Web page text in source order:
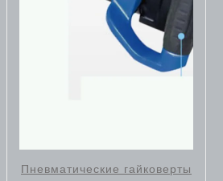
Пневматические гайковерты